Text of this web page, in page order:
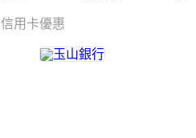
信用卡優惠